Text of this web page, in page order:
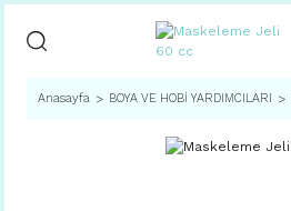
Anasayfa BOYA VE HOBİ YARDIMCILARI